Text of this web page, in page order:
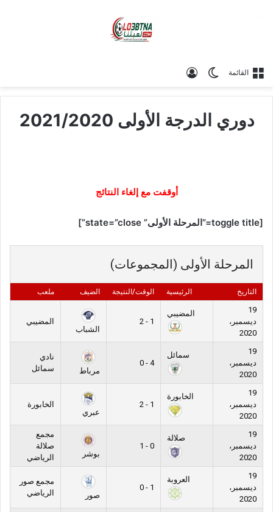
القائمة الوضع المظلم
دوري الدرجة الأولى 2021/2020
أوقفت مع إلغاء النتائج
[toggle title=”المرحلة الأولى” state=”close”]
المرحلة الأولى (المجموعات)
التاريخ الرئيسية الوقت/النتيجة الضيف ملعب
19
ديسمبر،
2020
المضيبي
1 - 2
الشباب
المضيبي
19
ديسمبر،
2020
سمائل
4 - 0
مرباط
نادي
سمائل
19
ديسمبر،
2020
الخابورة
1 - 2
عبري
الخابورة
19
ديسمبر،
2020
صلالة
0 - 1
بوشر
مجمع
صلالة
الرياضي
19
ديسمبر،
2020
العروبة
1 - 0
صور
مجمع صور
الرياضي